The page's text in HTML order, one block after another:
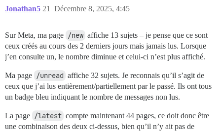
Jonathan5 Décembre 8, 2025, 4:45
21
Sur Meta, ma page /new affiche 13 sujets – je pense que ce sont
ceux créés au cours des 2 derniers jours mais jamais lus. Lorsque
j’en consulte un, le nombre diminue et celui-ci n’est plus affiché.
Ma page /unread affiche 32 sujets. Je reconnais qu’il s’agit de
ceux que j’ai lus entièrement/partiellement par le passé. Ils ont tous
un badge bleu indiquant le nombre de messages non lus.
La page /latest compte maintenant 44 pages, ce doit donc être
une combinaison des deux ci-dessus, bien qu’il n’y ait pas de